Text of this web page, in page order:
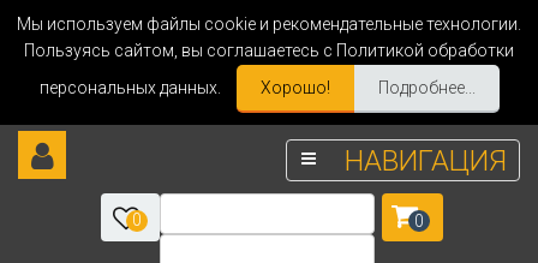
Мы используем файлы cookie и рекомендательные технологии.
Пользуясь сайтом, вы соглашаетесь с Политикой обработки
персональных данных.
Хорошо! Подробнее...
НАВИГАЦИЯ
0 0